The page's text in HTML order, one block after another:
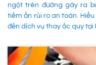
ngột trên đường gây ra
tiềm ẩn rủi ro an toàn.
đến dịch vụ thay ắc quy tại
bảo an toàn cho các
sử dụng. 1. Các phương pháp khắc phục sự cố khi ắc quy hỏng tại